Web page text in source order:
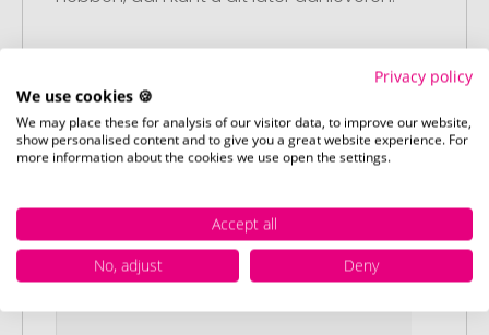
Stap 3:
Artikelvoorbeeld en goedkeuring
U ontvangt van ons een gratis
drukvoorbeeld met uw ontwerp. Zodra u
Privacy policy
We use cookies 🍪
We may place these for analysis of our visitor data, to improve our website,
show personalised content and to give you a great website experience. For
more information about the cookies we use open the settings.
Accept all
No, adjust
Deny